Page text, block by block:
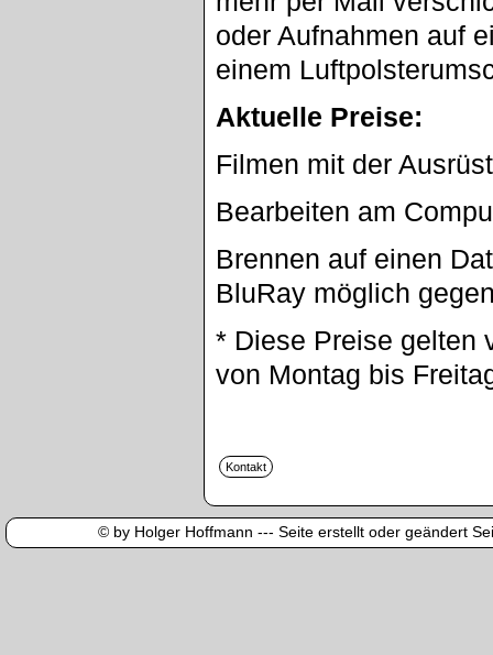
oder Aufnahmen auf
einem
Aktuelle Preise:
Filmen mit der
Bearbeiten am
Brennen auf einen
BluRay möglich
* Diese Preise gelten
von Montag bis
© by Holger Hoffmann --- Seite erstellt oder geändert